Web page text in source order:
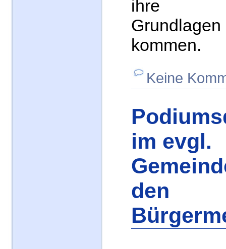
ihre
kommen.
Keine
im evgl.
den